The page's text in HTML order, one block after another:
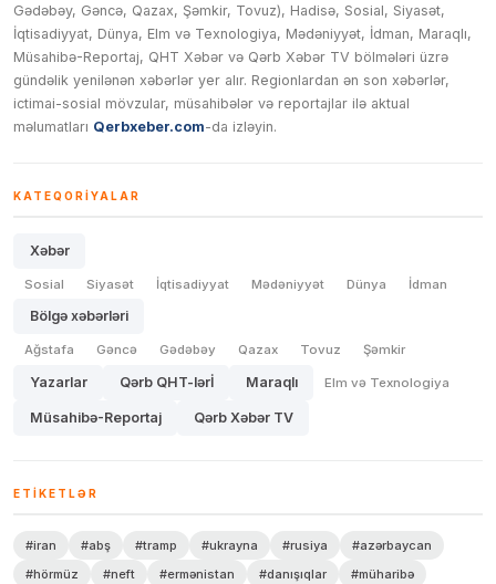
Gədəbəy, Gəncə, Qazax, Şəmkir, Tovuz), Hadisə, Sosial, Siyasət,
İqtisadiyyat, Dünya, Elm və Texnologiya, Mədəniyyət, İdman, Maraqlı,
Müsahibə-Reportaj, QHT Xəbər və Qərb Xəbər TV bölmələri üzrə
gündəlik yenilənən xəbərlər yer alır. Regionlardan ən son xəbərlər,
ictimai-sosial mövzular, müsahibələr və reportajlar ilə aktual
məlumatları Qerbxeber.com-da izləyin.
KATEQORIYALAR
Xəbər
Sosial Siyasət İqtisadiyyat Mədəniyyət Dünya İdman
Bölgə xəbərləri
Ağstafa Gəncə Gədəbəy Qazax Tovuz Şəmkir
Yazarlar Qərb QHT-lərİ Maraqlı Elm və Texnologiya
Müsahibə-Reportaj Qərb Xəbər TV
ETIKETLƏR
#iran #abş #tramp #ukrayna #rusiya
#azərbaycan
#hörmüz
#neft #ermənistan #danışıqlar #müharibə